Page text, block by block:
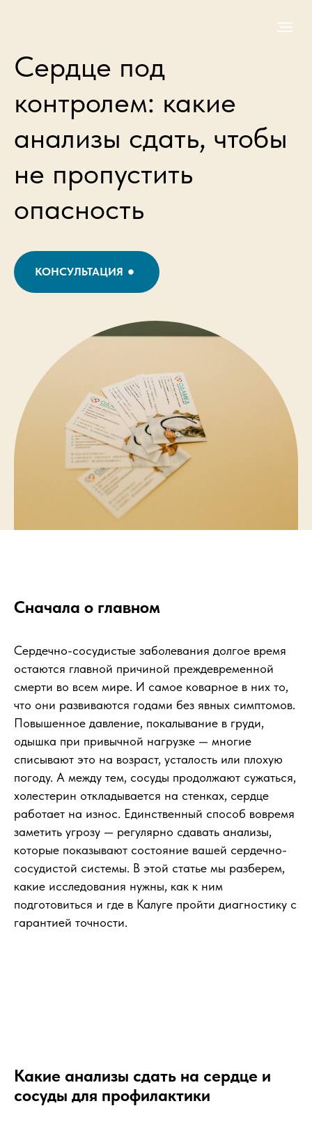
Сердце под
контролем: какие
анализы сдать, чтобы
не пропустить
опасность
КОНСУЛЬТАЦИЯ
Сначала о главном
Сердечно-сосудистые заболевания долгое время
остаются главной причиной преждевременной
смерти во всем мире. И самое коварное в них то,
что они развиваются годами без явных симптомов.
Повышенное давление, покалывание в груди,
одышка при привычной нагрузке — многие
списывают это на возраст, усталость или плохую
погоду. А между тем, сосуды продолжают сужаться,
холестерин откладывается на стенках, сердце
работает на износ. Единственный способ вовремя
заметить угрозу — регулярно сдавать анализы,
которые показывают состояние вашей сердечно-
сосудистой системы. В этой статье мы разберем,
какие исследования нужны, как к ним
подготовиться и где в Калуге пройти диагностику с
гарантией точности.
Какие анализы сдать на сердце и
сосуды для профилактики